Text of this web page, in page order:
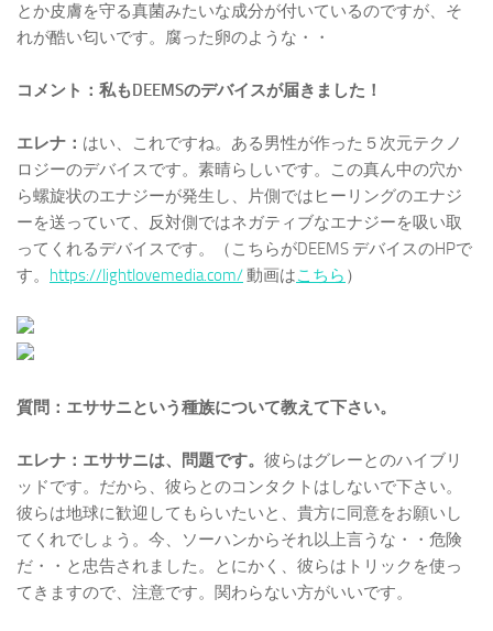
とか皮膚を守る真菌みたいな成分が付いているのですが、そ
れが酷い匂いです。腐った卵のような・・
コメント：私もDEEMSのデバイスが届きました！
エレナ： はい、これですね。ある男性が作った５次元テクノ
ロジーのデバイスです。素晴らしいです。この真ん中の穴か
ら螺旋状のエナジーが発生し、片側ではヒーリングのエナジ
ーを送っていて、反対側ではネガティブなエナジーを吸い取
ってくれるデバイスです。（こちらがDEEMS デバイスのHPで
す。 https://lightlovemedia.com/動画はこちら ）
質問：エササニという種族について教えて下さい。
エレナ：エササニは、問題です。 彼らはグレーとのハイブリ
ッドです。だから、彼らとのコンタクトはしないで下さい。
彼らは地球に歓迎してもらいたいと、貴方に同意をお願いし
てくれでしょう。今、ソーハンからそれ以上言うな・・危険
だ・・と忠告されました。とにかく、彼らはトリックを使っ
てきますので、注意です。関わらない方がいいです。